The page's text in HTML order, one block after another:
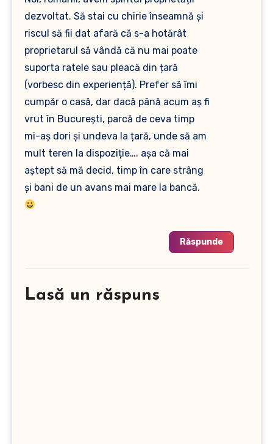
dezvoltat. Să stai cu chirie înseamnă și
riscul să fii dat afară că s-a hotărât
proprietarul să vândă că nu mai poate
suporta ratele sau pleacă din țară
(vorbesc din experiență). Prefer să îmi
cumpăr o casă, dar dacă până acum aș fi
vrut în București, parcă de ceva timp
mi-aș dori și undeva la țară, unde să am
mult teren la dispoziție…. așa că mai
aștept să mă decid, timp în care strâng
și bani de un avans mai mare la bancă.
Răspunde
Lasă un răspuns